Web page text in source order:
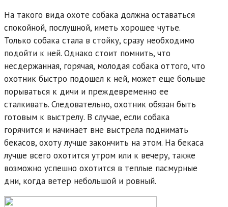
На такого вида охоте собака должна оставаться
спокойной, послушной, иметь хорошее чутье.
Только собака стала в стойку, сразу необходимо
подойти к ней. Однако стоит помнить, что
несдержанная, горячая, молодая собака оттого, что
охотник быстро подошел к ней, может еще больше
порываться к дичи и преждевременно ее
сталкивать. Следовательно, охотник обязан быть
готовым к выстрелу. В случае, если собака
горячится и начинает вне выстрела поднимать
бекасов, охоту лучше закончить на этом. На бекаса
лучше всего охотится утром или к вечеру, также
возможно успешно охотится в теплые пасмурные
дни, когда ветер небольшой и ровный.